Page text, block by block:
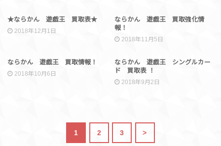
買取情報
★ならかん 遊戯王 買取表★
2018年12月1日
買取情報
ならかん 遊戯王 買取強化情
報！
2018年11月5日
買取情報
ならかん 遊戯王 買取情報！
2018年10月6日
買取情報
ならかん 遊戯王 シングルカー
ド 買取表 ！
2018年9月2日
1 2 3 >